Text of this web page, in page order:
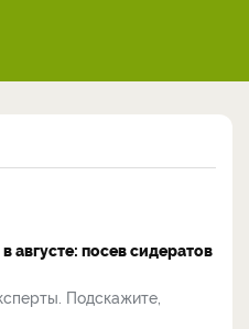
августе: посев сидератов
Подскажите,